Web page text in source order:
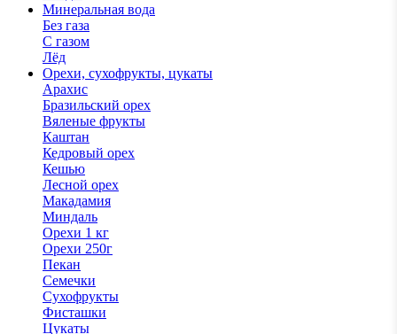
Минеральная вода
Без газа
С газом
Лёд
Орехи, сухофрукты, цукаты
Арахис
Бразильский орех
Вяленые фрукты
Каштан
Кедровый орех
Кешью
Лесной орех
Макадамия
Миндаль
Орехи 1 кг
Орехи 250г
Пекан
Семечки
Сухофрукты
Фисташки
Цукаты